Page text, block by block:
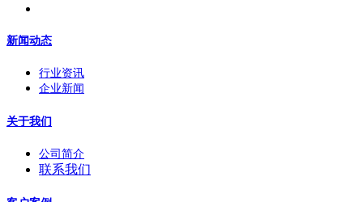
新闻动态
行业资讯
企业新闻
关于我们
公司简介
联系我们